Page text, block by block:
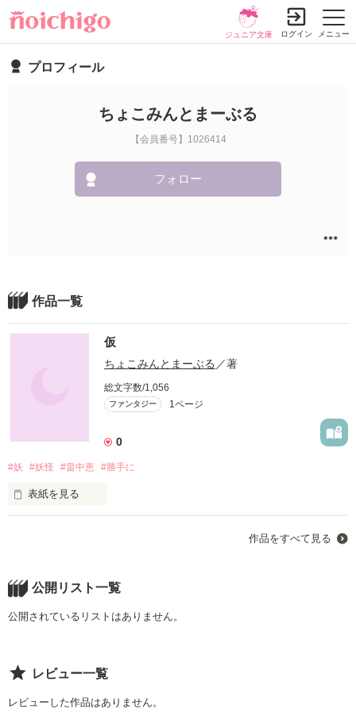
メニュー
ジュニア文庫 ログイン
プロフィール
ちょこみんとまーぶる
【会員番号】1026414
フォロー
作品一覧
仮
ちょこみんとまーぶる ／著
総文字数/1,056
ファンタジー 1ページ
0
#妖 #妖怪 #畠中恵 #勝手に
表紙を見る
作品をすべて見る
公開リスト一覧
公開されているリストはありません。
レビュー一覧
レビューした作品はありません。